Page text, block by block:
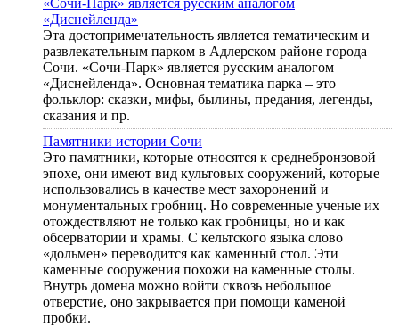
«Сочи-Парк» является русским аналогом
«Диснейленда»
Эта достопримечательность является тематическим и
развлекательным парком в Адлерском районе города
Сочи. «Сочи-Парк» является русским аналогом
«Диснейленда». Основная тематика парка – это
фольклор: сказки, мифы, былины, предания, легенды,
сказания и пр.
Памятники истории Сочи
Это памятники, которые относятся к среднебронзовой
эпохе, они имеют вид культовых сооружений, которые
использовались в качестве мест захоронений и
монументальных гробниц. Но современные ученые их
отождествляют не только как гробницы, но и как
обсерватории и храмы. С кельтского языка слово
«дольмен» переводится как каменный стол. Эти
каменные сооружения похожи на каменные столы.
Внутрь домена можно войти сквозь небольшое
отверстие, оно закрывается при помощи каменой
пробки.